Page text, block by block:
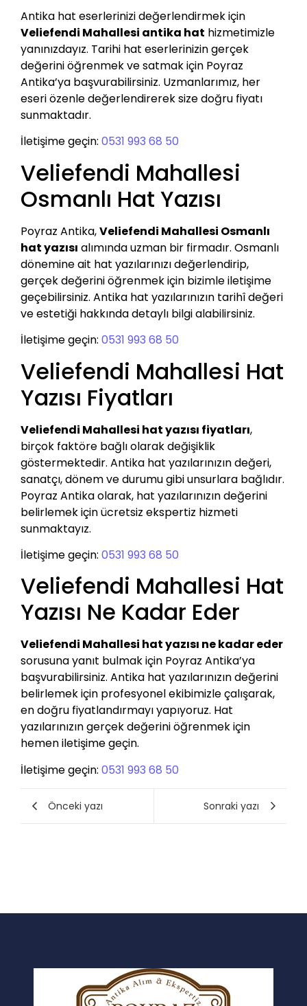
Antika hat eserlerinizi değerlendirmek için
Veliefendi Mahallesi antika hat hizmetimizle
yanınızdayız. Tarihi hat eserlerinizin gerçek
değerini öğrenmek ve satmak için Poyraz
Antika’ya başvurabilirsiniz. Uzmanlarımız, her
eseri özenle değerlendirerek size doğru fiyatı
sunmaktadır.
İletişime geçin: 0531 993 68 50
Veliefendi Mahallesi
Osmanlı Hat Yazısı
Poyraz Antika,Veliefendi Mahallesi Osmanlı
hat yazısı alımında uzman bir firmadır. Osmanlı
dönemine ait hat yazılarınızı değerlendirip,
gerçek değerini öğrenmek için bizimle iletişime
geçebilirsiniz. Antika hat yazılarınızın tarihî değeri
ve estetiği hakkında detaylı bilgi alabilirsiniz.
İletişime geçin: 0531 993 68 50
Veliefendi Mahallesi Hat
Yazısı Fiyatları
Veliefendi Mahallesi hat yazısı fiyatları,
birçok faktöre bağlı olarak değişiklik
göstermektedir. Antika hat yazılarınızın değeri,
sanatçı, dönem ve durumu gibi unsurlara bağlıdır.
Poyraz Antika olarak, hat yazılarınızın değerini
belirlemek için ücretsiz ekspertiz hizmeti
sunmaktayız.
İletişime geçin: 0531 993 68 50
Veliefendi Mahallesi Hat
Yazısı Ne Kadar Eder
Veliefendi Mahallesi hat yazısı ne kadar eder
sorusuna yanıt bulmak için Poyraz Antika’ya
başvurabilirsiniz. Antika hat yazılarınızın değerini
belirlemek için profesyonel ekibimizle çalışarak,
en doğru fiyatlandırmayı yapıyoruz. Hat
yazılarınızın gerçek değerini öğrenmek için
hemen iletişime geçin.
İletişime geçin: 0531 993 68 50
Önceki yazı Sonraki yazı